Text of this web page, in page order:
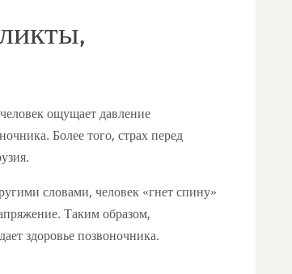
ощущает давление
Более того, страх перед
словами, человек «гнет спину»
Таким образом,
здоровье позвоночника.